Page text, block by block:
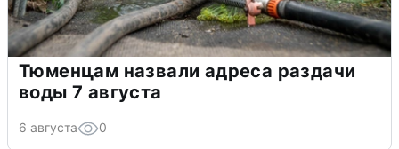
Тюменцам назвали адреса раздачи
воды 7 августа
6 августа 0